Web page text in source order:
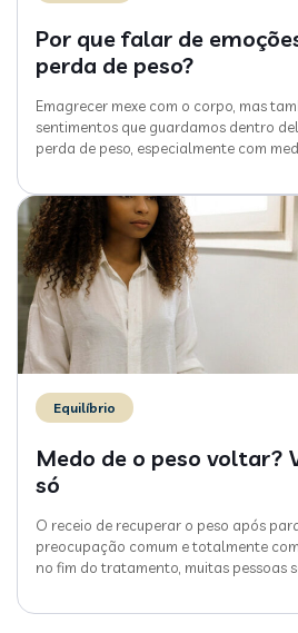
Por que falar de
perda de peso?
Emagrecer mexe com o corpo, mas
sentimentos que guardamos dentro
perda de peso, especialmente com
Equilíbrio
Medo de o peso voltar?
só
O receio de recuperar o peso após
preocupação comum e totalmente
no fim do tratamento, muitas pessoas